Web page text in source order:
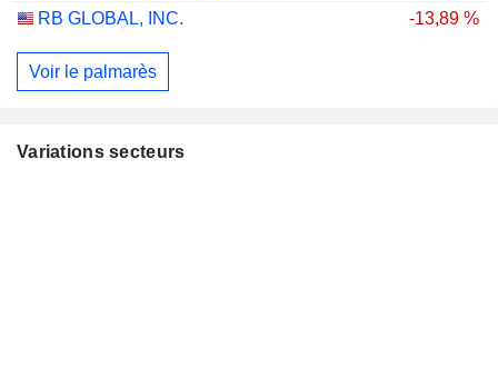
RB GLOBAL, INC.
-13,89 %
Voir le palmarès
Variations secteurs